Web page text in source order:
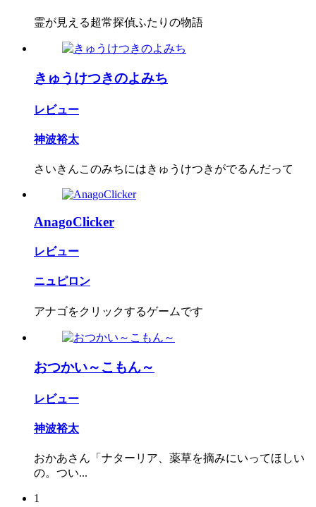
霊が見える超常探偵ふたりの物語
きゅうけつきのよみち
レビュー
神波裕太
さいきんこのみちにはきゅうけつきがでるんだって
AnagoClicker
レビュー
ニュピロン
アナゴをクリックするゲームです
おつかい～こもん～
レビュー
神波裕太
おかあさん「ナターリア、薬草を摘みにいってほしい
の。つい...
1